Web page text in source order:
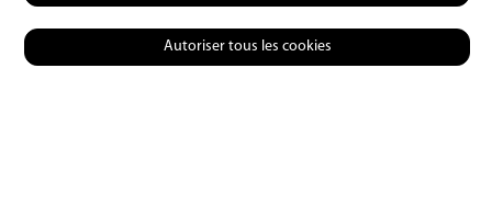
Autoriser tous les cookies